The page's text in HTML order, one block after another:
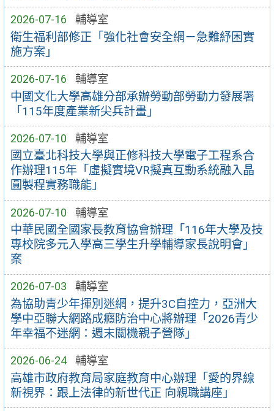
2026-07-16 輔導室
衛生福利部修正「強化社會安全網－急難紓困實
施方案」
2026-07-16 輔導室
中國文化大學高雄分部承辦勞動部勞動力發展署
「115年度產業新尖兵計畫」
2026-07-10 輔導室
國立臺北科技大學與正修科技大學電子工程系合
作辦理115年「虛擬實境VR擬真互動系統融入晶
圓製程實務職能」
2026-07-10 輔導室
中華民國全國家長教育協會辦理「116年大學及技
專校院多元入學高三學生升學輔導家長說明會」
案
2026-07-03 輔導室
為協助青少年揮別迷網，提升3C自控力，亞洲大
學中亞聯大網路成癮防治中心將辦理「2026青少
年幸福不迷網：週末關機親子營隊」
2026-06-24 輔導室
高雄市政府教育局家庭教育中心辦理「愛的界線
新視界：跟上法律的新世代正 向親職講座」